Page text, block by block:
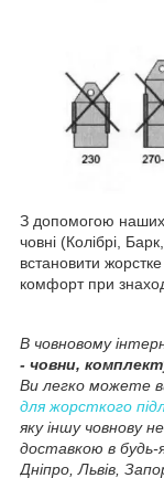
З допомогою наших
човні (Колібрі,
встановити
комфорт при
В човновому
- човни,
Ви легко можете
для жорсткого
яку іншу човнову
доставкою в будь-
Дніпро, Львів,